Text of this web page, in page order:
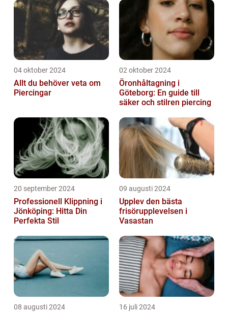
04 oktober 2024
Allt du behöver veta om
Piercingar
02 oktober 2024
Öronhåltagning i
Göteborg: En guide till
säker och stilren piercing
20 september 2024
Professionell Klippning i
Jönköping: Hitta Din
Perfekta Stil
09 augusti 2024
Upplev den bästa
frisörupplevelsen i
Vasastan
08 augusti 2024 16 juli 2024